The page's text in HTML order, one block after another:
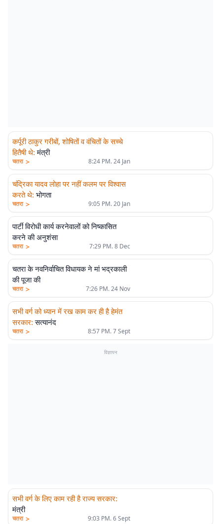
कर्पूरी ठाकुर गरीबों, शोषितों व वंचितों के सच्चे
हितैषी थे: मंत्री
चतरा > 8:24 PM. 24 Jan
चंद्रिका यादव लोहा पर नहीं कलम पर विश्वास
करते थे: भोगता
चतरा > 9:05 PM. 20 Jan
पार्टी विरोधी कार्य करनेवालों को निष्कासित
करने की अनुशंसा
चतरा > 7:29 PM. 8 Dec
चतरा के नवनिर्वाचित विधायक ने मां भद्रकाली
की पूजा की
चतरा > 7:26 PM. 24 Nov
सभी वर्ग को ध्यान में रख काम कर ही है हेमंत
सरकार: सत्यानंद
चतरा > 8:57 PM. 7 Sept
विज्ञापन
सभी वर्ग के लिए काम रही है राज्य सरकार:
मंत्री
चतरा > 9:03 PM. 6 Sept